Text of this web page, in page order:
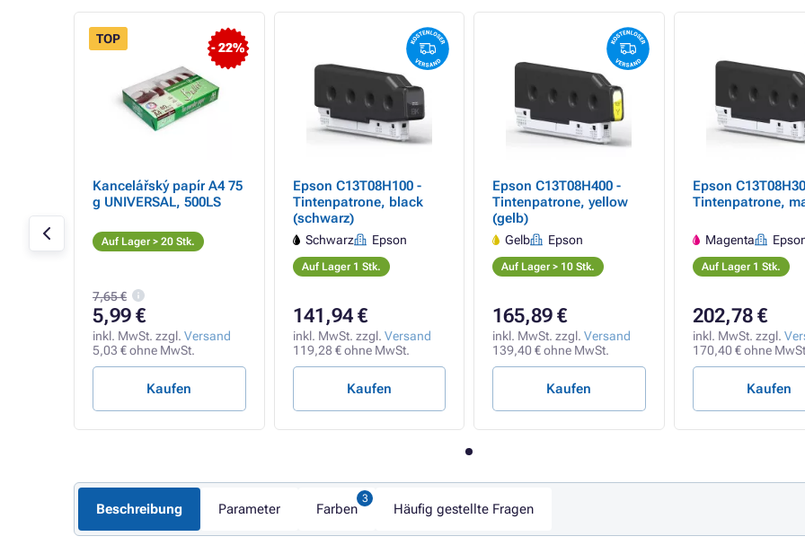
- 22%
TOP
Kancelářský papír A4 75
g UNIVERSAL, 500LS
Auf Lager > 20 Stk.
7,65 €
5,99 €
inkl. MwSt. zzgl. Versand
5,03 € ohne MwSt.
Kaufen
Epson C13T08H100 -
Tintenpatrone, black
(schwarz)
Schwarz Epson
Auf Lager 1 Stk.
141,94 €
inkl. MwSt. zzgl. Versand
119,28 € ohne MwSt.
Kaufen
Epson C13T08H400 -
Tintenpatrone, yellow
(gelb)
Gelb Epson
Auf Lager > 10 Stk.
165,89 €
inkl. MwSt. zzgl. Versand
139,40 € ohne MwSt.
Kaufen
Epson
Tintenpatrone,
Magenta
Auf Lager 1 Stk.
202,78 €
inkl. MwSt. zzgl.
170,40 € ohne
Kaufen
Beschreibung Parameter Farben Häufig gestellte Fragen